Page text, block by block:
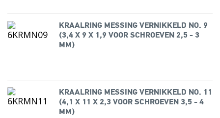
KRAALRING MESSING VERNIKKELD NO. 9
(3,4 X 9 X 1,9 VOOR SCHROEVEN 2,5 - 3
MM)
KRAALRING MESSING VERNIKKELD NO. 11
(4,1 X 11 X 2,3 VOOR SCHROEVEN 3,5 - 4
MM)